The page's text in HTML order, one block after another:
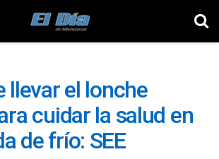
llevar el lonche
cuidar la salud en
de frío: SEE